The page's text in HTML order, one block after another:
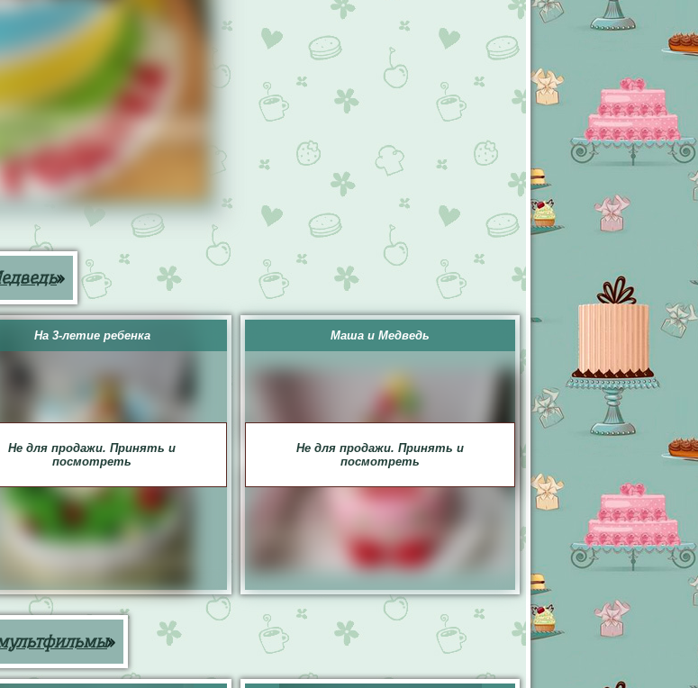
»
На 3-летие ребенка
Не для продажи. Принять и
посмотреть
Маша и Медведь
Не для продажи. Принять и
посмотреть
»